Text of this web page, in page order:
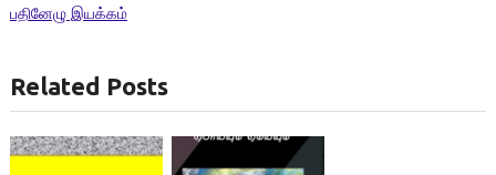
பதினேழு இயக்கம்
Related Posts